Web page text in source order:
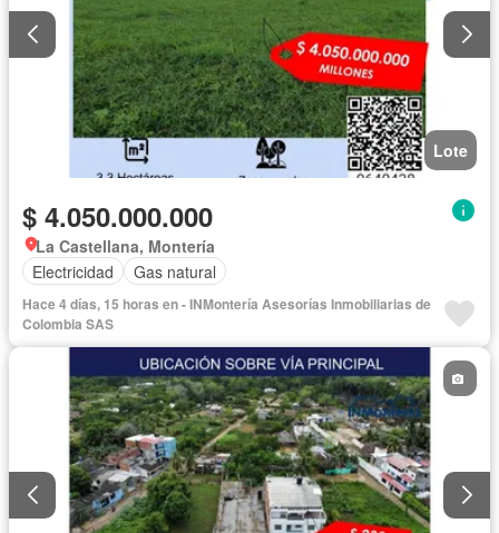
Lote
$ 4.050.000.000
La Castellana, Montería
Electricidad
Gas natural
Hace 4 días, 15 horas en - INMontería Asesorías Inmobiliarias de
Colombia SAS